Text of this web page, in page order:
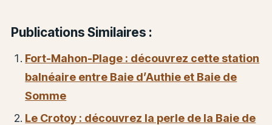
Publications Similaires :
Fort-Mahon-Plage : découvrez cette station
balnéaire entre Baie d’Authie et Baie de
Somme
Le Crotoy : découvrez la perle de la Baie de